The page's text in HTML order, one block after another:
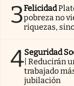
3Felicidad
pobreza no
riquezas,
4Seguridad
| Reducirán
trabajado
jubilación